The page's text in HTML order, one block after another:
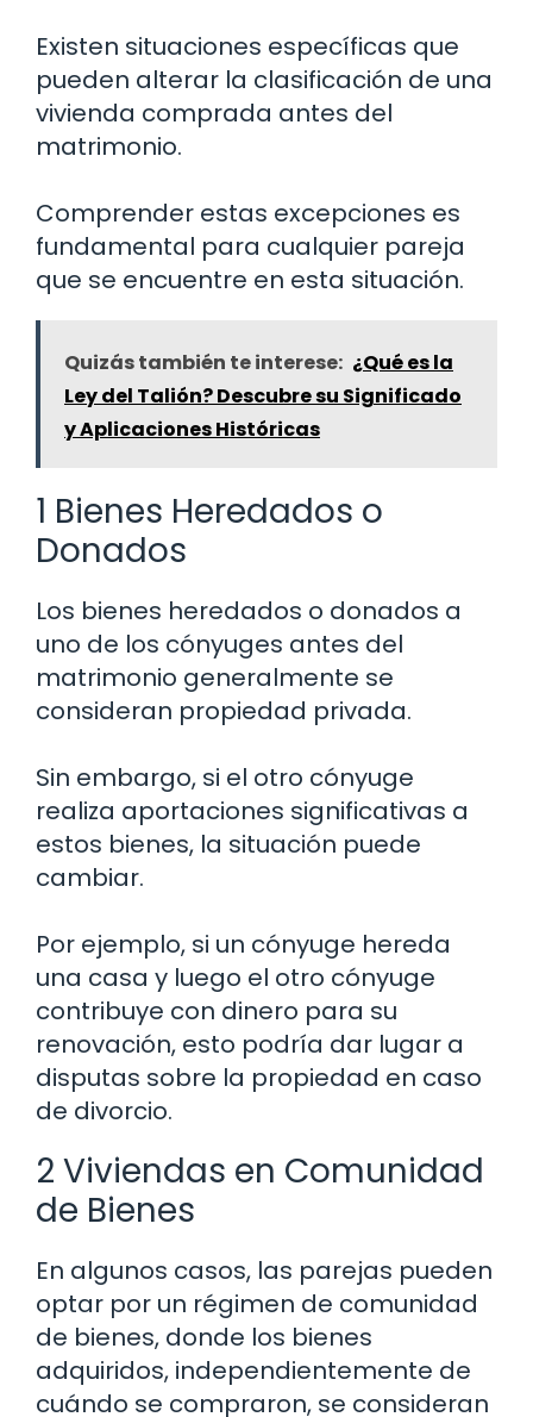
Existen situaciones específicas que
pueden alterar la clasificación de una
vivienda comprada antes del
matrimonio.
Comprender estas excepciones es
fundamental para cualquier pareja
que se encuentre en esta situación.
Quizás también te interese: ¿Qué es la
Ley del Talión? Descubre su Significado
y Aplicaciones Históricas
1 Bienes Heredados o
Donados
Los bienes heredados o donados a
uno de los cónyuges antes del
matrimonio generalmente se
consideran propiedad privada.
Sin embargo, si el otro cónyuge
realiza aportaciones significativas a
estos bienes, la situación puede
cambiar.
Por ejemplo, si un cónyuge hereda
una casa y luego el otro cónyuge
contribuye con dinero para su
renovación, esto podría dar lugar a
disputas sobre la propiedad en caso
de divorcio.
2 Viviendas en Comunidad
de Bienes
En algunos casos, las parejas pueden
optar por un régimen de comunidad
de bienes, donde los bienes
adquiridos, independientemente de
cuándo se compraron, se consideran